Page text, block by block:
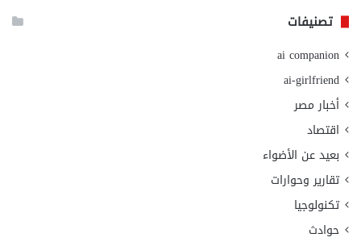
تصنيفات
ai companion
ai-girlfriend
أخبار مصر
اقتصاد
بعيد عن الأضواء
تقارير وحوارات
تكنولوجيا
حوادث